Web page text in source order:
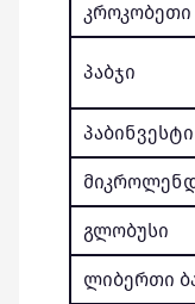
კროკობეთი
პაბჯი
პაბინვესტი
გლობუსი
ლიბერთი